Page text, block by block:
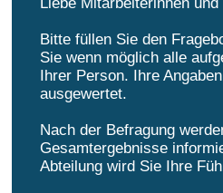
Liebe Mitarbeiterinnen
Bitte füllen Sie den
Sie wenn möglich alle
Ihrer Person. Ihre
ausgewertet.
Nach der Befragung
Gesamtergebnisse
Abteilung wird Sie Ihre